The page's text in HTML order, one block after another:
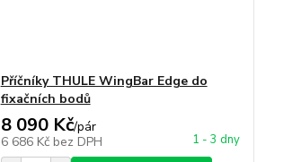
Příčníky THULE WingBar Edge do
fixačních bodů
8 090 Kč/pár
6 686 Kč bez DPH 1 - 3 dny